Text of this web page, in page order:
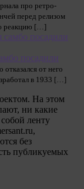
про ретро-
перед релизом
реакцию […]
посадили
от него
в 1933 […]
На этом
ни какие
ленту
без
публикуемых